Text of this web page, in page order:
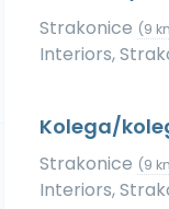
Strakonice (9
Interiors,
Kolega/
Strakonice (9
Interiors,